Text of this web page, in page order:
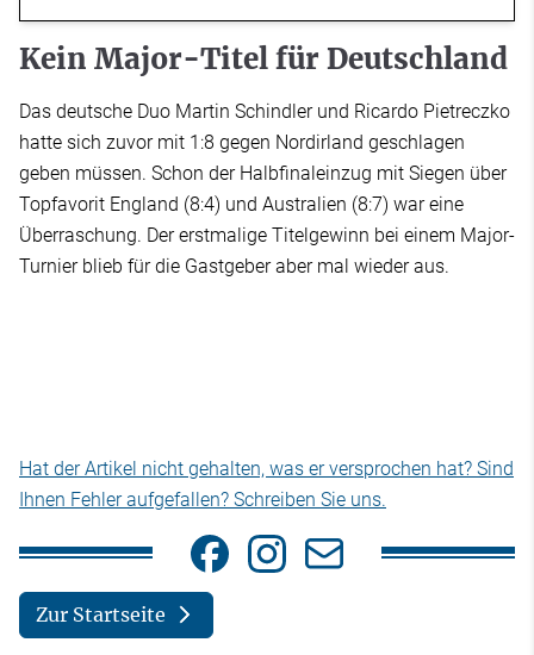
Kein Major-Titel für Deutschland
Das deutsche Duo Martin Schindler und Ricardo Pietreczko
hatte sich zuvor mit 1:8 gegen Nordirland geschlagen
geben müssen. Schon der Halbfinaleinzug mit Siegen über
Topfavorit England (8:4) und Australien (8:7) war eine
Überraschung. Der erstmalige Titelgewinn bei einem Major-
Turnier blieb für die Gastgeber aber mal wieder aus.
Hat der Artikel nicht gehalten, was er versprochen hat? Sind
Ihnen Fehler aufgefallen? Schreiben Sie uns.
Zur Startseite